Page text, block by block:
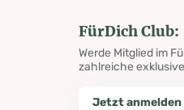
FürDich Club:
Werde Mitglied im
zahlreiche
Jetzt anmelden